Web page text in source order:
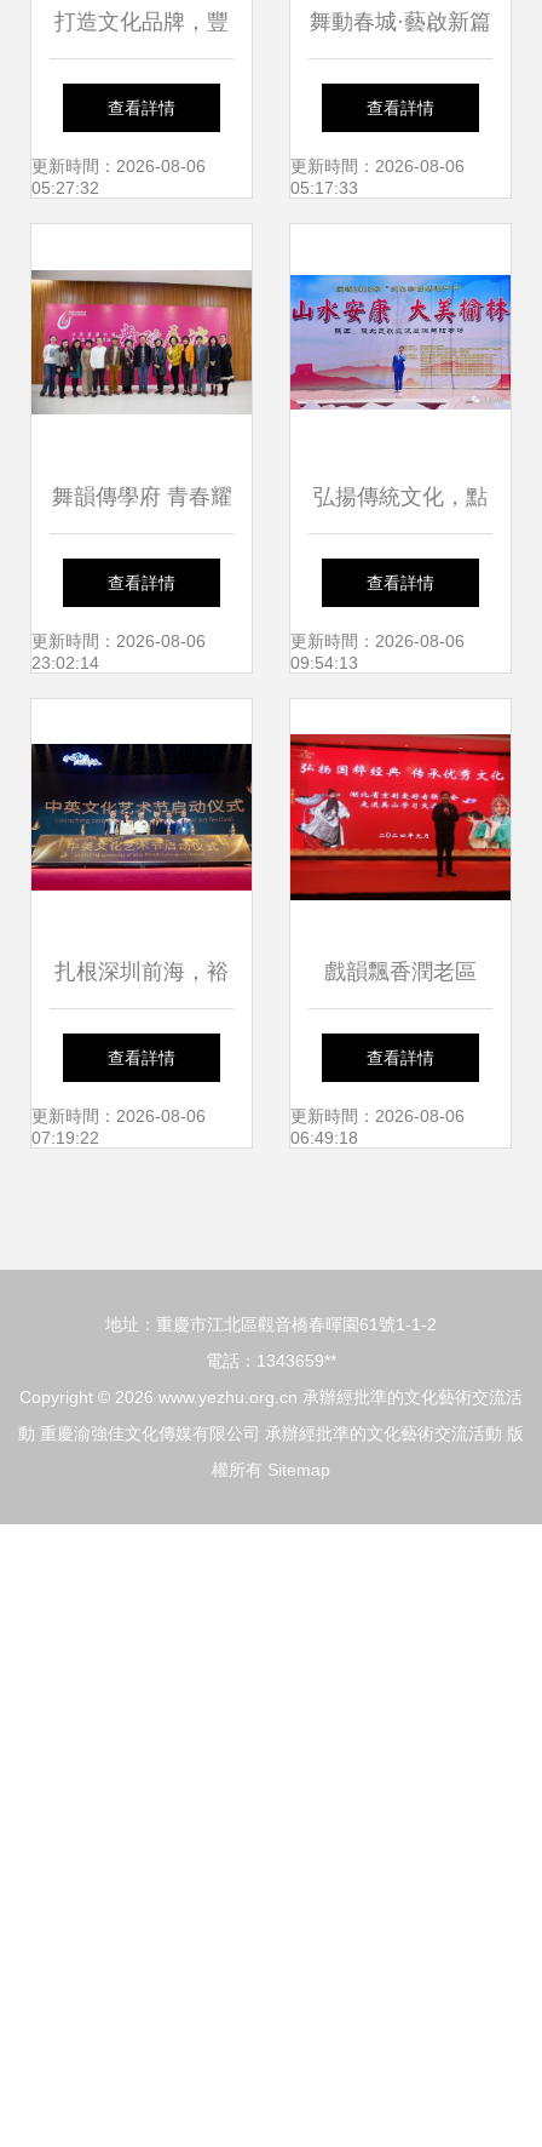
打造文化品牌，豐
富群眾生活——環
翠區文化館的公益
路
查看詳情
更新時間：2026-08-06
05:27:32
舞動春城·藝啟新篇
長春市工人文化宮
2021年首期公益舞
報名
查看詳情
更新時間：2026-08-06
05:17:33
舞韻傳學府 青春耀
舞臺——我校成功
承辦江蘇省第六屆
查看詳情
更新時間：2026-08-06
23:02:14
弘揚傳統文化，點
亮美好生活——山
水安康·大美榆林陜
演旬陽專場完美落
幕
查看詳情
更新時間：2026-08-06
09:54:13
扎根深圳前海，裕
苑藝術如何構建中
西文化溝通橋梁？
查看詳情
更新時間：2026-08-06
07:19:22
戲韻飄香潤老區
——湖北省京劇愛
好者聯誼會走進英
查看詳情
更新時間：2026-08-06
06:49:18
地址：重慶市江北區觀音橋春暉園61號1-1-2
電話：1343659**
Copyright © 2026 www.yezhu.org.cn 承辦經批準的文化藝術交流活
動 重慶渝強佳文化傳媒有限公司 承辦經批準的文化藝術交流活動 版
權所有 Sitemap